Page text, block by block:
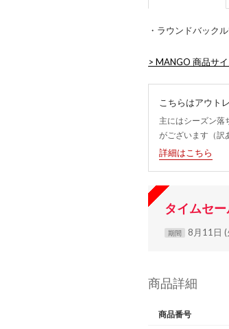
・ラウンドバック
> MANGO 商品サ
こちらはアウト
主にはシーズン落
がございます（訳
詳細はこちら
タイムセ
期間 8月11日
商品詳細
商品番号